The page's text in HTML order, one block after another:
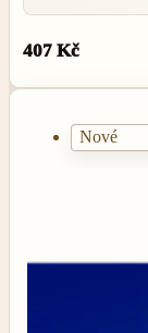
407 Kč
Nové